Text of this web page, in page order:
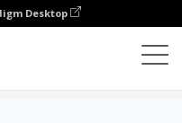
Desktop